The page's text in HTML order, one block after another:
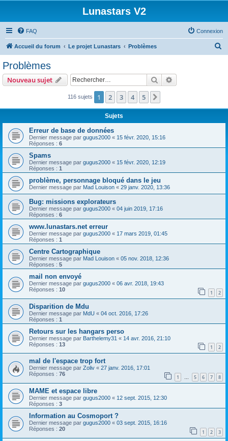
Lunastars V2
FAQ Connexion
Accueil du forum Le projet Lunastars Problèmes
Problèmes
Nouveau sujet Rechercher
116 sujets 1 2 3 4 5
Sujets
Erreur de base de données
Dernier message par gugus2000 « 15 févr. 2020, 15:16
Réponses : 6
Spams
Dernier message par gugus2000 « 15 févr. 2020, 12:19
Réponses : 1
problème, personnage bloqué dans le jeu
Dernier message par Mad Louison « 29 janv. 2020, 13:36
Bug: missions explorateurs
Dernier message par gugus2000 « 04 juin 2019, 17:16
Réponses : 6
www.lunastars.net erreur
Dernier message par gugus2000 « 17 mars 2019, 01:45
Réponses : 1
Centre Cartographique
Dernier message par Mad Louison « 05 nov. 2018, 12:36
Réponses : 5
mail non envoyé
Dernier message par gugus2000 « 06 avr. 2018, 19:43
Réponses : 10 1 2
Disparition de Mdu
Dernier message par MdU « 04 oct. 2016, 17:26
Réponses : 1
Retours sur les hangars perso
Dernier message par Barthelemy31 « 14 avr. 2016, 21:10
Réponses : 13 1 2
mal de l'espace trop fort
Dernier message par Zoliv « 27 janv. 2016, 17:01
Réponses : 76 1 … 5 6 7 8
MAME et espace libre
Dernier message par gugus2000 « 12 sept. 2015, 12:30
Réponses : 3
Information au Cosmoport ?
Dernier message par gugus2000 « 03 sept. 2015, 16:16
Réponses : 20 1 2 3